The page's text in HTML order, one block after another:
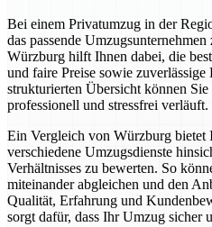
Bei einem Privatumzug in der
das passende
Würzburg hilft Ihnen dabei, die
und faire Preise sowie
strukturierten Übersicht können
professionell und stressfrei verläuft.
Ein Vergleich von Würzburg bietet
verschiedene Umzugsdienste
Verhältnisses zu bewerten. So
miteinander abgleichen und den
Qualität, Erfahrung und
sorgt dafür, dass Ihr Umzug sicher